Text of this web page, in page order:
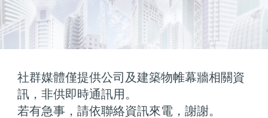
社群媒體僅提供公司及建築物帷幕牆相關資
訊，非供即時通訊用。
若有急事，請依聯絡資訊來電，謝謝。